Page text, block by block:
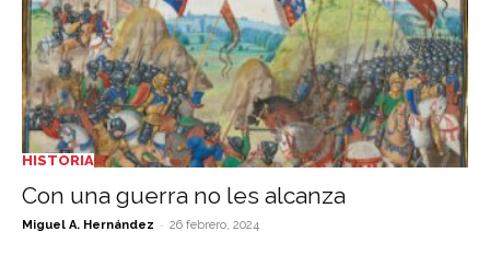
HISTORIA
Con una guerra no les alcanza
Miguel A. Hernández - 26 febrero, 2024